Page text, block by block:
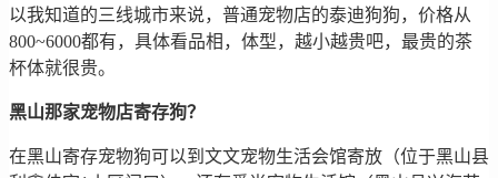
以我知道的三线城市来说，普通宠物店的泰迪狗狗，价格从
800~6000都有，具体看品相，体型，越小越贵吧，最贵的茶
杯体就很贵。
黑山那家宠物店寄存狗？
在黑山寄存宠物狗可以到文文宠物生活会馆寄放（位于黑山县